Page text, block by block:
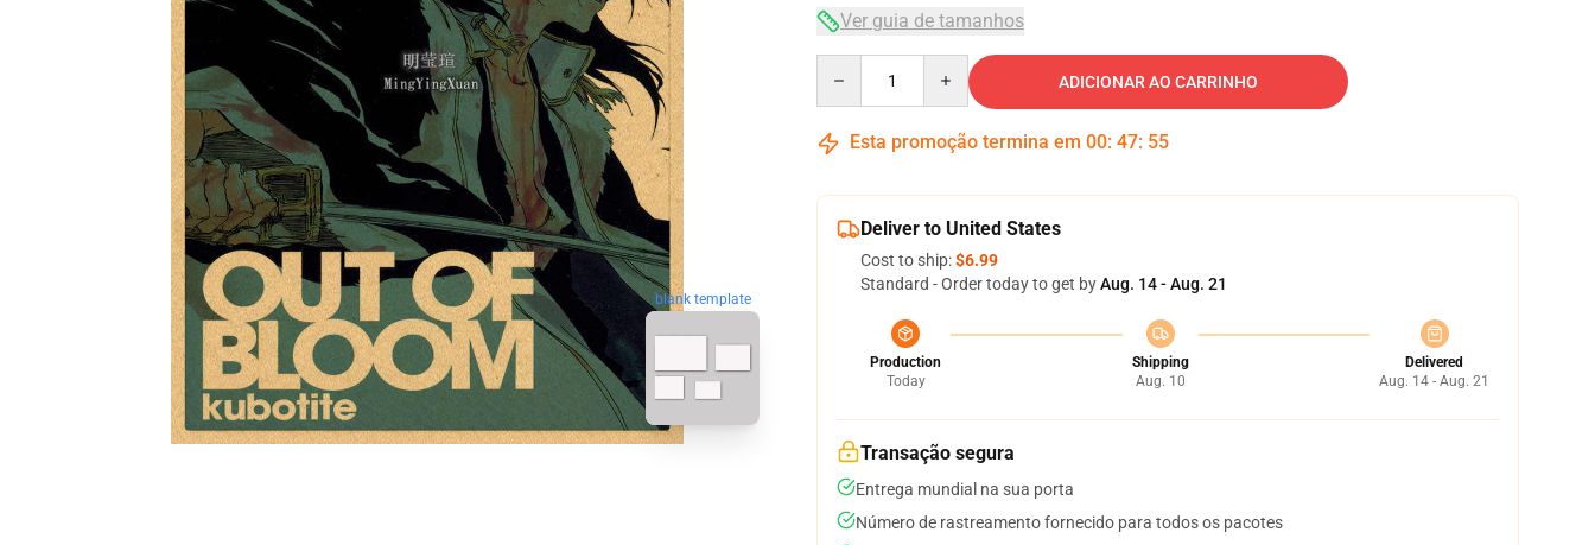
blank template
Ver guia de tamanhos
ADICIONAR AO CARRINHO
Esta promoção termina em 00: 47: 54
Deliver to United States
Cost to ship:$6.99
Standard - Order today to get byAug. 14 - Aug. 21
Production
Today
Shipping
Aug. 10
Delivered
Aug. 14 - Aug. 21
Transação segura
Entrega mundial na sua porta
Número de rastreamento fornecido para todos os pacotes